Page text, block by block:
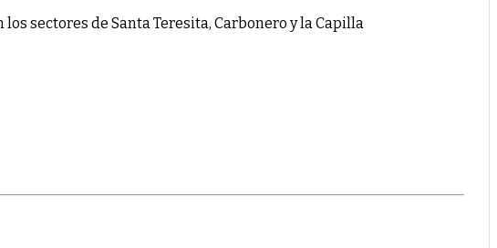
sectores de Santa Teresita, Carbonero y la Capilla